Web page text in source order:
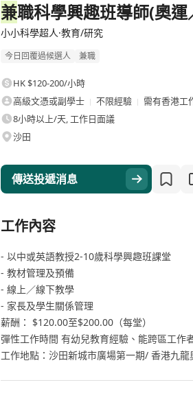
兼職科學興趣班導師(奧運
小小科學超人·教育/研究
今日回覆過候選人 兼職
HK $120-200/小時
高級文憑或副學士
不限經驗
需有香港工
8小時以上/天, 工作日面議
沙田
傳送投遞消息
工作內容
- 以中或英語教授2-10歲科學興趣班課堂
- 教材管理及預備
- 線上／線下教學
- 家長及學生關係管理
薪酬： $120.00至$200.00（每堂）
彈性工作時間 有幼兒教育經驗、能跨區工作
工作地點：沙田新城市廣場第一期/ 香港九